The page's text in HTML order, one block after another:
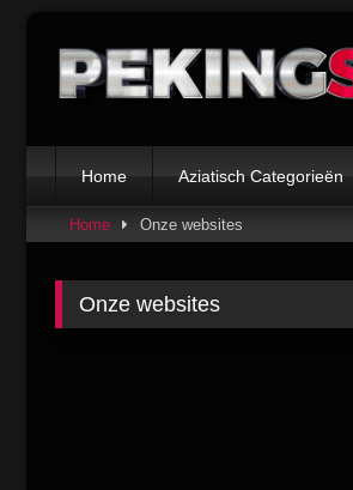
content
Home Aziatisch Categorieën
Home Onze websites
Onze websites